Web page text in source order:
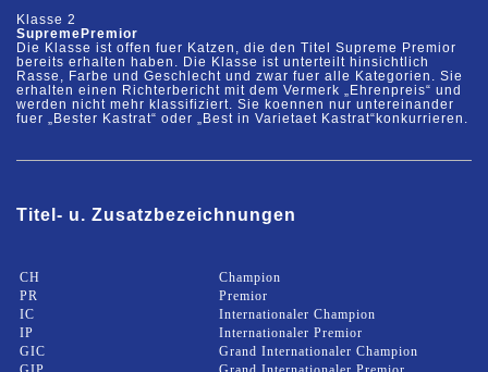
Klasse 2
SupremePremior
Die Klasse ist offen fuer Katzen, die den Titel Supreme Premior
bereits erhalten haben. Die Klasse ist unterteilt hinsichtlich
Rasse, Farbe und Geschlecht und zwar fuer alle Kategorien. Sie
erhalten einen Richterbericht mit dem Vermerk „Ehrenpreis“ und
werden nicht mehr klassifiziert. Sie koennen nur untereinander
fuer „Bester Kastrat“ oder „Best in Varietaet Kastrat“konkurrieren.
Titel- u. Zusatzbezeichnungen
CH
Champion
PR
Premior
IC
Internationaler Champion
IP
Internationaler Premior
GIC
Grand Internationaler Champion